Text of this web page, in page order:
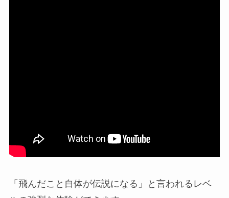
「飛んだこと自体が伝説になる」と言われるレベ